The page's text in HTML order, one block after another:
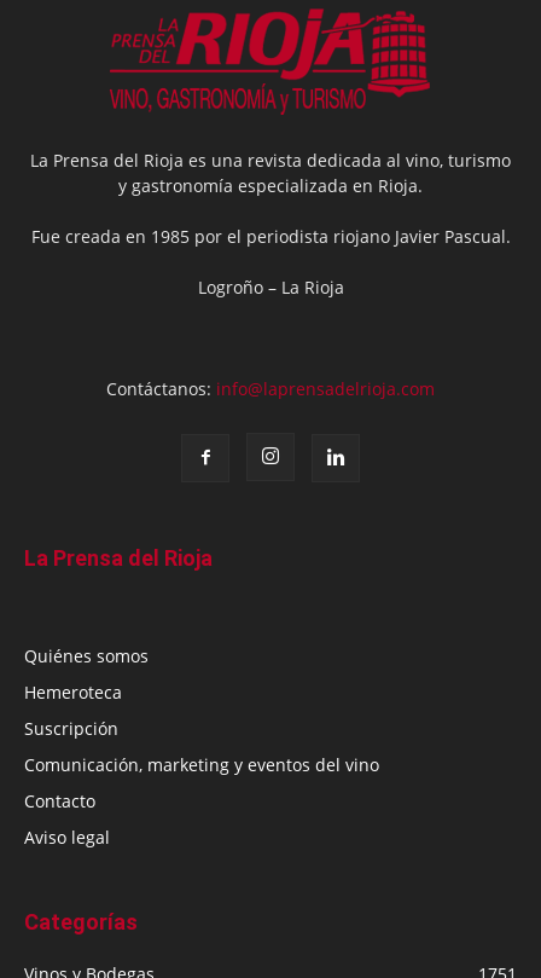
La Prensa del Rioja es una revista dedicada al vino, turismo
y gastronomía especializada en Rioja.
Fue creada en 1985 por el periodista riojano Javier Pascual.
Logroño – La Rioja
Contáctanos: info@laprensadelrioja.com
La Prensa del Rioja
Quiénes somos
Hemeroteca
Suscripción
Comunicación, marketing y eventos del vino
Contacto
Aviso legal
Categorías